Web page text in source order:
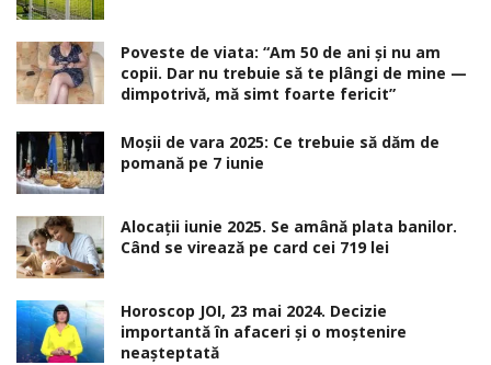
Poveste de viata: “Am 50 de ani și nu am
copii. Dar nu trebuie să te plângi de mine —
dimpotrivă, mă simt foarte fericit”
Moșii de vara 2025: Ce trebuie să dăm de
pomană pe 7 iunie
Alocaţii iunie 2025. Se amână plata banilor.
Când se virează pe card cei 719 lei
Horoscop JOI, 23 mai 2024. Decizie
importantă în afaceri şi o moştenire
neaşteptată